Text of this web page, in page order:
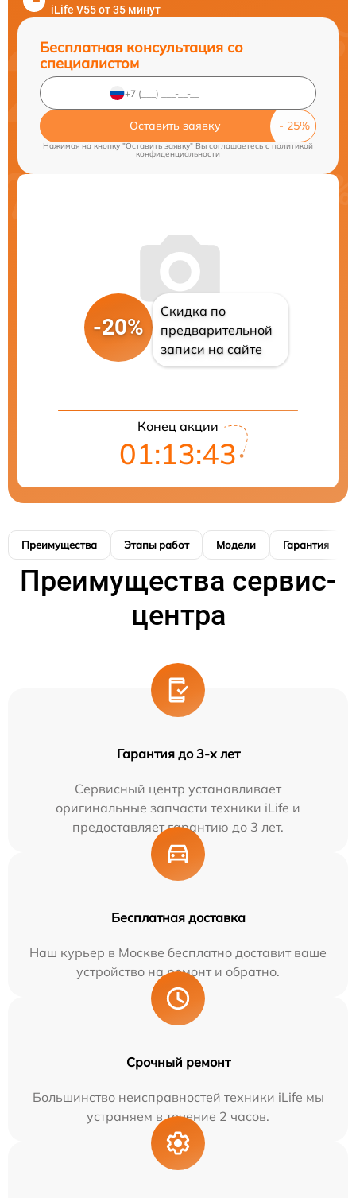
iLife V55 от 35 минут
Бесплатная консультация со
специалистом
Оставить заявку
Нажимая на кнопку "Оставить заявку" Вы соглашаетесь c политикой
конфиденциальности
-20%
Скидка по
предварительной
записи на сайте
Конец акции
01:13:42
Преимущества Этапы работ Модели Гарантия
Преимущества сервис-
центра
Гарантия до 3-х лет
Сервисный центр устанавливает
оригинальные запчасти техники iLife и
предоставляет гарантию до 3 лет.
Бесплатная доставка
Наш курьер в Москве бесплатно доставит ваше
устройство на ремонт и обратно.
Срочный ремонт
Большинство неисправностей техники iLife мы
устраняем в течение 2 часов.